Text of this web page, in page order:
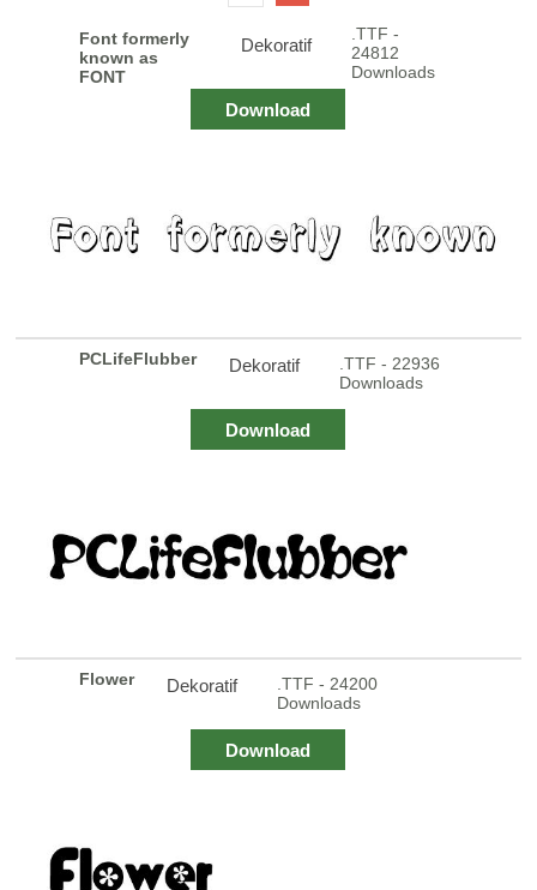
Font formerly
known as
FONT
Dekoratif
.TTF -
24812
Downloads
Download
PCLifeFlubber Dekoratif
.TTF - 22936
Downloads
Download
Flower Dekoratif
.TTF - 24200
Downloads
Download